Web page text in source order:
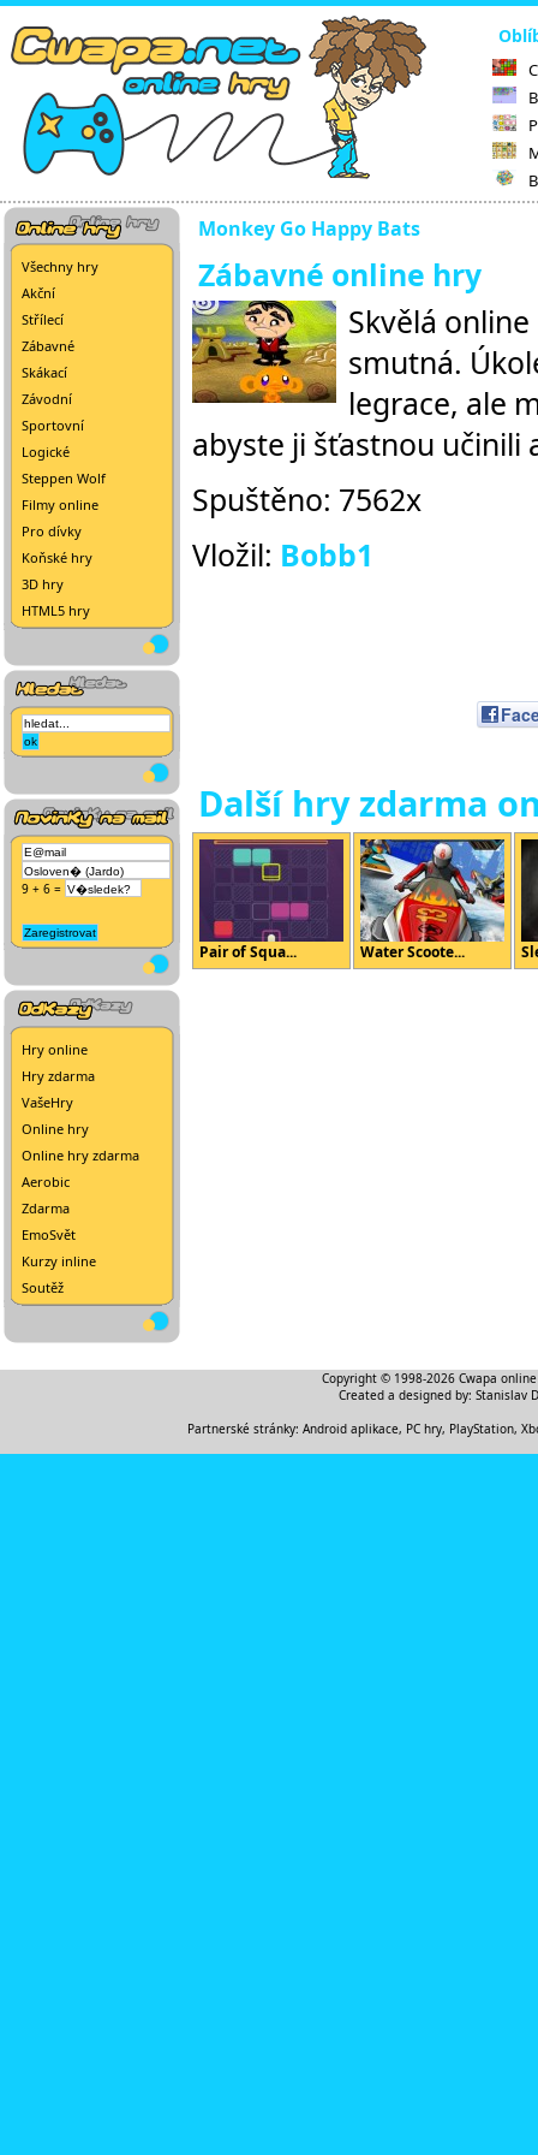
Všechny hry
Akční
Střílecí
Zábavné
Skákací
Závodní
Sportovní
Logické
Steppen Wolf
Filmy online
Pro dívky
Koňské hry
3D hry
HTML5 hry
9 + 6 =
Hry online
Hry zdarma
VašeHry
Online hry
Online hry zdarma
Aerobic
Zdarma
EmoSvět
Kurzy inline
Soutěž
Monkey Go Happy Bats
Zábavné online hry
Skvělá
smutná.
legrace, ale
abyste ji šťastnou učinili
Spuštěno: 7562x
Vložil: Bobb1
Další hry zdarma
Pair of Squa... Water Scoote...
Copyright © 1998-2026 Cwapa
Created a designed by: Stanislav
Partnerské stránky: Android aplikace, PC hry, PlayStation,